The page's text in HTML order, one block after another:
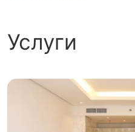
Услуги